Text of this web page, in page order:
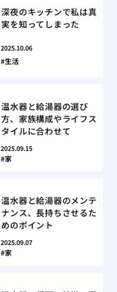
深夜のキッチンで私は真
実を知ってしまった
2025.10.06
生活
温水器と給湯器の選び
方、家族構成やライフス
タイルに合わせて
2025.09.15
家
温水器と給湯器のメンテ
ナンス、長持ちさせるた
めのポイント
2025.09.07
家